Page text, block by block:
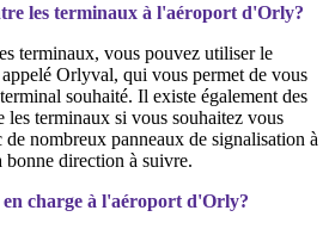
les terminaux à l'aéroport d'Orly?
terminaux, vous pouvez utiliser le
Orlyval, qui vous permet de vous
souhaité. Il existe également des
les terminaux si vous souhaitez vous
nombreux panneaux de signalisation à
direction à suivre.
charge à l'aéroport d'Orly?